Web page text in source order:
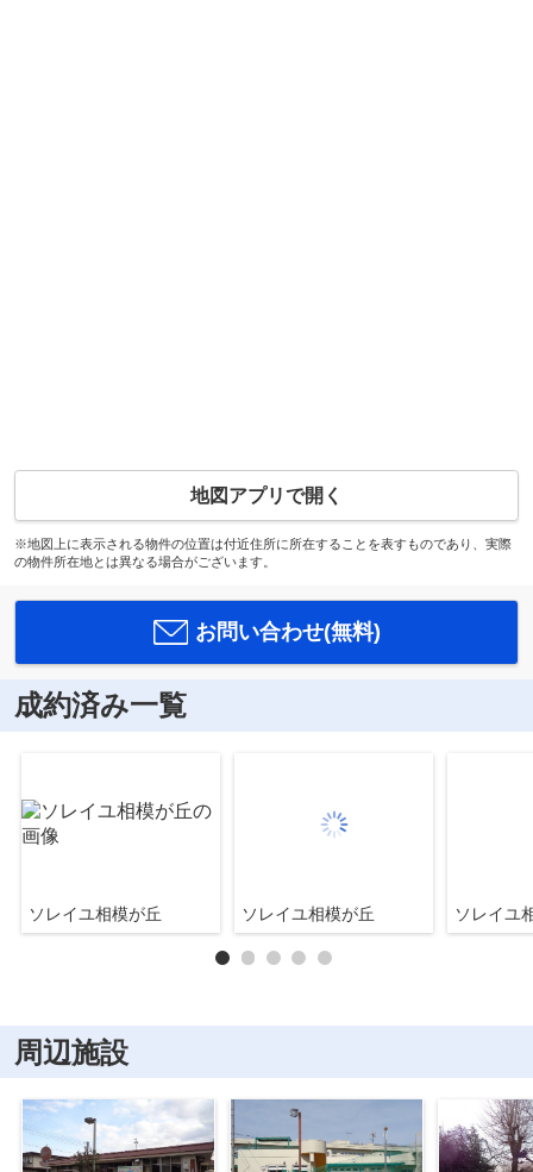
地図アプリで開く
※地図上に表示される物件の位置は付近住所に所在することを表すものであり、実際
の物件所在地とは異なる場合がございます。
お問い合わせ(無料)
成約済み一覧
ソレイユ相模が丘 ソレイユ相模が丘 ソレイユ
周辺施設